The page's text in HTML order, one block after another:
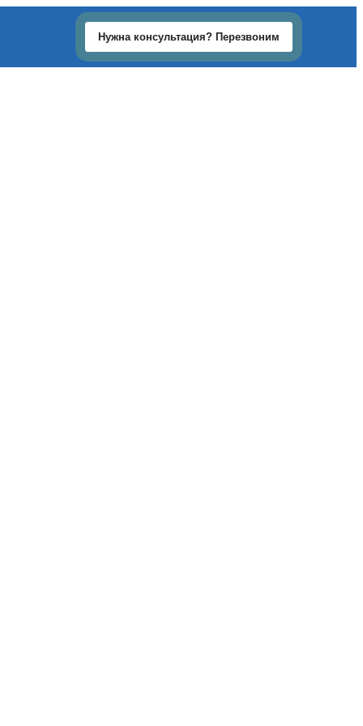
Нужна консультация? Перезвоним